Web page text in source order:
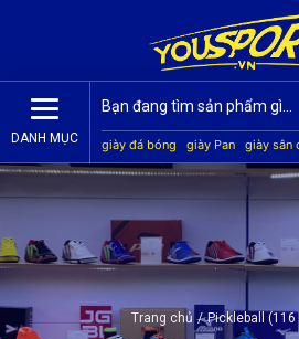
DANH MỤC giày đá bóng giày Pan giày sân
Jogarbola
giày Mitre giày Akka
Trang chủ / Pickleball (116